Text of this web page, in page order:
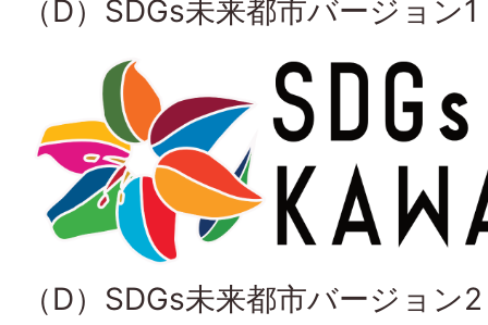
（D）SDGs未来都市バージョン1
（D）SDGs未来都市バージョン2